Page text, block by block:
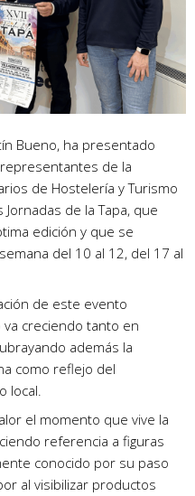
Bueno, ha presentado
de la
de Hostelería y Turismo
Jornadas de la Tapa, que
edición y que se
del 10 al 12, del 17 al
de este evento
va creciendo tanto en
además la
como reflejo del
local.
el momento que vive la
referencia a figuras
conocido por su paso
al visibilizar productos